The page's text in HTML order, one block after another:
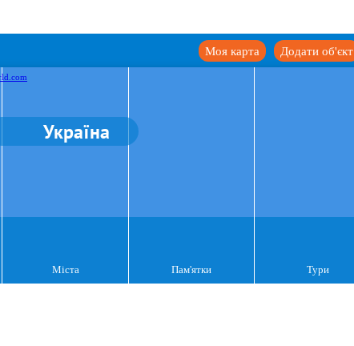
Додати об'єкт
Моя карта
Україна
Міста Пам'ятки Тури